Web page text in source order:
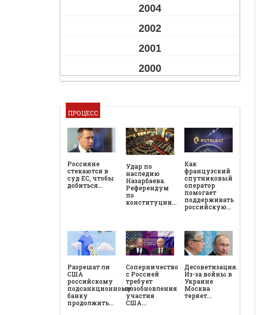
2004
2002
2001
2000
ПРОЦЕСС
Россияне
стекаются в
суд ЕС, чтобы
добиться…
Удар по
наследию
Назарбаева.
Референдум
по
конституции…
Как
французский
спутниковый
оператор
помогает
поддерживать
российскую…
Разрешат ли
США
российскому
подсанкционному
банку
продолжить…
Соперничество
с Россией
требует
возобновления
участия
США…
Десоветизация.
Из-за войны в
Украине
Москва
теряет…